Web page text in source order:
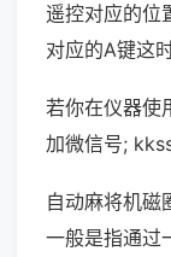
遥控对应的位
对应的A键这
若你在仪器使
加微信号;
自动麻将机磁
一般是指通过